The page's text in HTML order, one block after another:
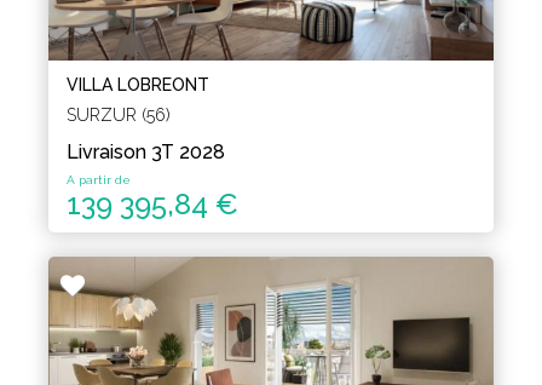
VILLA LOBREONT
SURZUR (56)
Livraison 3T 2028
A partir de
139 395,84 €